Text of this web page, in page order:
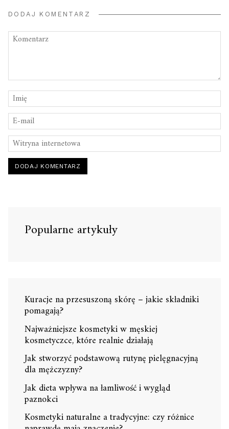
DODAJ KOMENTARZ
Popularne artykuły
Kuracje na przesuszoną skórę – jakie składniki
pomagają?
Najważniejsze kosmetyki w męskiej
kosmetyczce, które realnie działają
Jak stworzyć podstawową rutynę pielęgnacyjną
dla mężczyzny?
Jak dieta wpływa na łamliwość i wygląd
paznokci
Kosmetyki naturalne a tradycyjne: czy różnice